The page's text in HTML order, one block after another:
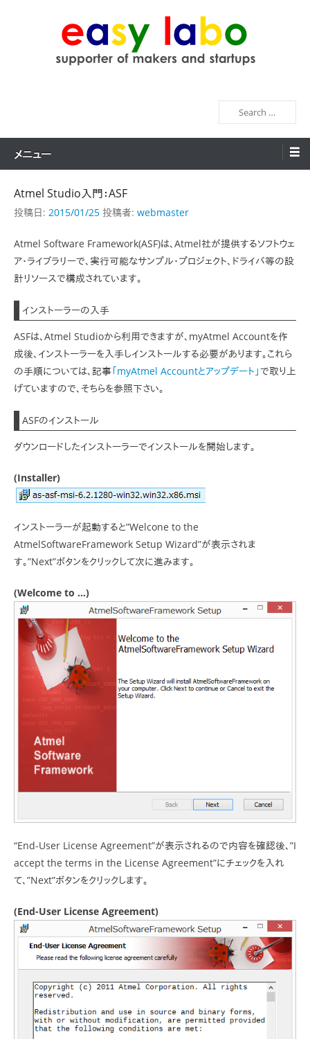
検
索
メニュー
Atmel Studio入門：ASF
投稿日: 2015/01/25 投稿者: webmaster
Atmel Software Framework(ASF)は、Atmel社が提供するソフトウェ
ア・ライブラリーで、実行可能なサンプル・プロジェクト、ドライバ等の設
計リソースで構成されています。
インストーラーの入手
ASFは、Atmel Studioから利用できますが、myAtmel Accountを作
成後、インストーラーを入手しインストールする必要があります。これら
の手順については、記事「myAtmel Accountとアップデート」で取り上
げていますので、そちらを参照下さい。
ASFのインストール
ダウンロードしたインストーラーでインストールを開始します。
(Installer)
インストーラーが起動すると”Welcone to the
AtmelSoftwareFramework Setup Wizard”が表示されま
す。”Next”ボタンをクリックして次に進みます。
(Welcome to …)
“End-User License Agreement”が表示されるので内容を確認後、”I
accept the terms in the License Agreement”にチェックを入れ
て、”Next”ボタンをクリックします。
(End-User License Agreement)